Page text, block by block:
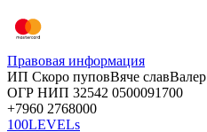
Правовая информация
ИП Скоро пуповВяче славВалер
ОГР НИП 32542 0500091700
+7960 2768000
100LEVELs